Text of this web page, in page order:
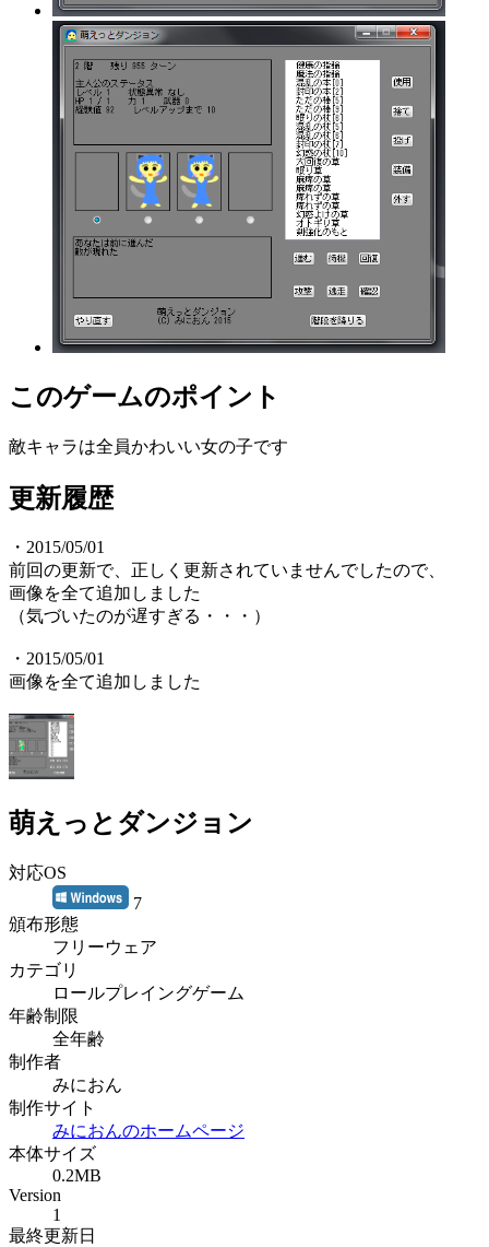
このゲームのポイント
敵キャラは全員かわいい女の子です
更新履歴
・2015/05/01
前回の更新で、正しく更新されていませんでしたので、
画像を全て追加しました
（気づいたのが遅すぎる・・・）
・2015/05/01
画像を全て追加しました
萌えっとダンジョン
対応OS
7
頒布形態
フリーウェア
カテゴリ
ロールプレイングゲーム
年齢制限
全年齢
制作者
みにおん
制作サイト
みにおんのホームページ
本体サイズ
0.2MB
Version
1
最終更新日